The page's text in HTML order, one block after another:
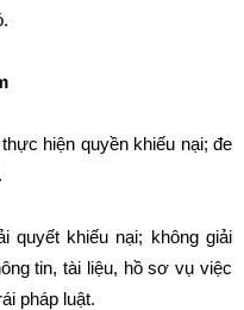
hiện quyền khiếu nại; đe
quyết khiếu nại; không giải
tin, tài liệu, hồ sơ vụ việc
pháp luật.